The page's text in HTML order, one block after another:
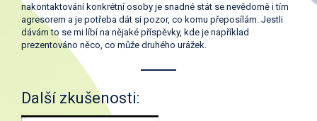
nakontaktování konkrétní osoby je snadné stát se nevědomě i tím
agresorem a je potřeba dát si pozor, co komu přeposílám. Jestli
dávám to se mi líbí na nějaké příspěvky, kde je například
prezentováno něco, co může druhého urážek.
Další zkušenosti: